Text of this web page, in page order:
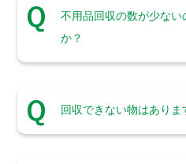
不用品回収の数が少な
か？
回収できない物はありま